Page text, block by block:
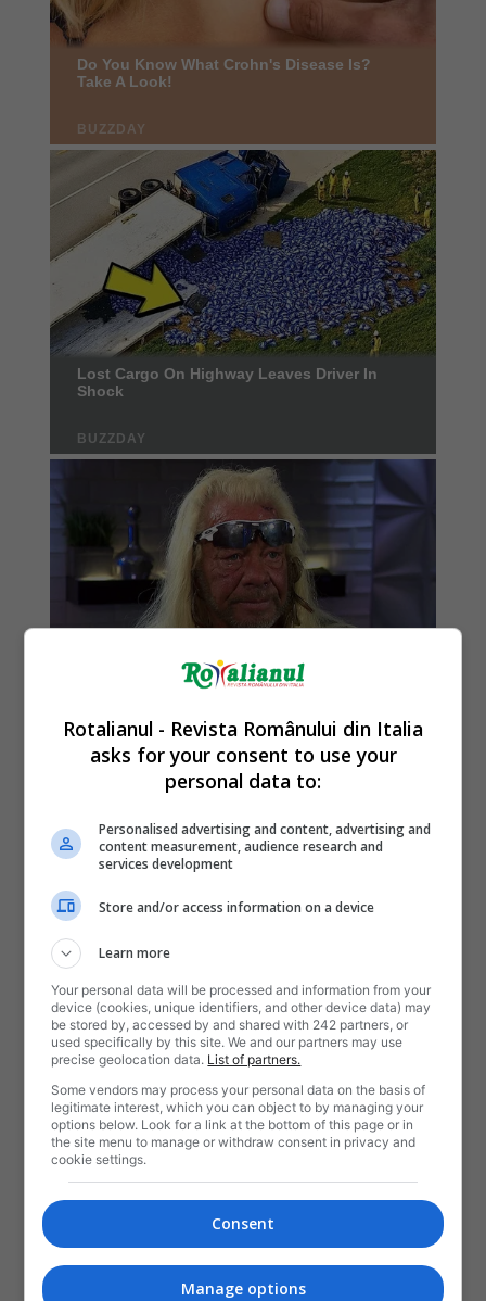
Rotalianul - Revista Românului din Italia
asks for your consent to use your
personal data to:
Personalised advertising and content, advertising and
content measurement, audience research and
services development
Store and/or access information on a device
Learn more
Your personal data will be processed and information from your
device (cookies, unique identifiers, and other device data) may
be stored by, accessed by and shared with 242 partners, or
used specifically by this site. We and our partners may use
precise geolocation data. List of partners.
Some vendors may process your personal data on the basis of
legitimate interest, which you can object to by managing your
options below. Look for a link at the bottom of this page or in
the site menu to manage or withdraw consent in privacy and
cookie settings.
Consent
Manage options